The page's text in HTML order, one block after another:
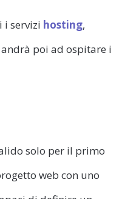
i servizi hosting,
andrà poi ad ospitare i
solo per il primo
web con uno